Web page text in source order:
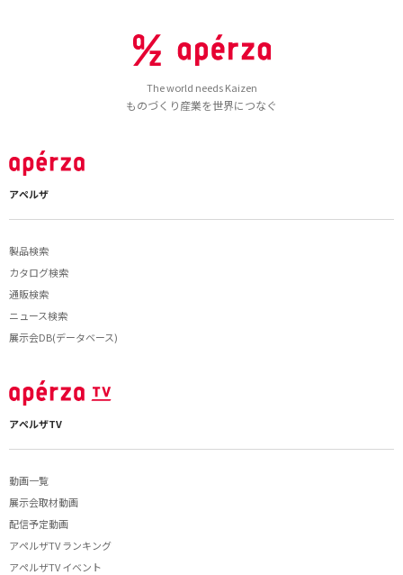
The world needs Kaizen
ものづくり産業を世界につなぐ
アペルザ
製品検索
カタログ検索
通販検索
ニュース検索
展示会DB(データベース)
アペルザTV
動画一覧
展示会取材動画
配信予定動画
アペルザTV ランキング
アペルザTV イベント